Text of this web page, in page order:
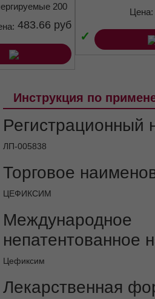
200
483.66 руб
Цена:
✓
Инструкция по
Регистрационный
ЛП-005838
Торговое
ЦЕФИКСИМ
Международное
непатентованное
Цефиксим
Лекарственная